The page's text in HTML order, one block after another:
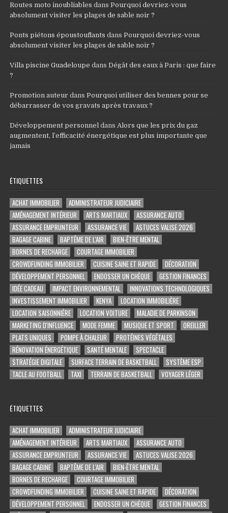
Routes moto inoubliables dansPourquoi devriez-vous
absolument visiter les plages de sable noir ?
Ponts piétons époustouflants dansPourquoi devriez-vous
absolument visiter les plages de sable noir ?
Villa piscine Guadeloupe dansDégât des eaux à Paris : que faire
?
Promotion auteur dansPourquoi utiliser des bennes pour se
débarrasser de vos gravats après travaux ?
Développement personnel dans Alors que les prix du gaz
augmentent, l’efficacité énergétique est plus importante que
jamais
ÉTIQUETTES
ACHAT IMMOBILIER
ADMINISTRATEUR JUDICIAIRE
AMÉNAGEMENT INTÉRIEUR
ARTS MARTIAUX
ASSURANCE AUTO
ASSURANCE EMPRUNTEUR
ASSURANCE VIE
ASTUCES VALISE 2026
BAGAGE CABINE
BAPTÊME DE L'AIR
BIEN-ÊTRE MENTAL
BORNES DE RECHARGE
COURTAGE IMMOBILIER
CROWDFUNDING IMMOBILIER
CUISINE SAINE ET RAPIDE
DÉCORATION
DÉVELOPPEMENT PERSONNEL
ENDOSSER UN CHÈQUE
GESTION FINANCES
IDÉE CADEAU
IMPACT ENVIRONNEMENTAL
INNOVATIONS TECHNOLOGIQUES
INVESTISSEMENT IMMOBILIER
KENYA
LOCATION IMMOBILIÈRE
LOCATION SAISONNIÈRE
LOCATION VOITURE
MALADIE DE PARKINSON
MARKETING D'INFLUENCE
MODE FEMME MUSIQUE ET SPORT
OREILLER
PLATS UNIQUES
POMPE À CHALEUR
PROTÉINES VÉGÉTALES
RÉNOVATION ÉNERGÉTIQUE
SANTÉ MENTALE
SPECTACLE
STRATÉGIE DIGITALE
SURFACE TERRAIN DE BASKETBALL
SYSTÈME ESP
TACLE AU FOOTBALL
TAXI TERRAIN DE BASKETBALL VOYAGER LÉGER
ÉTIQUETTES
ACHAT IMMOBILIER
ADMINISTRATEUR JUDICIAIRE
AMÉNAGEMENT INTÉRIEUR
ARTS MARTIAUX
ASSURANCE AUTO
ASSURANCE EMPRUNTEUR
ASSURANCE VIE
ASTUCES VALISE 2026
BAGAGE CABINE
BAPTÊME DE L'AIR
BIEN-ÊTRE MENTAL
BORNES DE RECHARGE
COURTAGE IMMOBILIER
CROWDFUNDING IMMOBILIER
CUISINE SAINE ET RAPIDE
DÉCORATION
DÉVELOPPEMENT PERSONNEL
ENDOSSER UN CHÈQUE
GESTION FINANCES